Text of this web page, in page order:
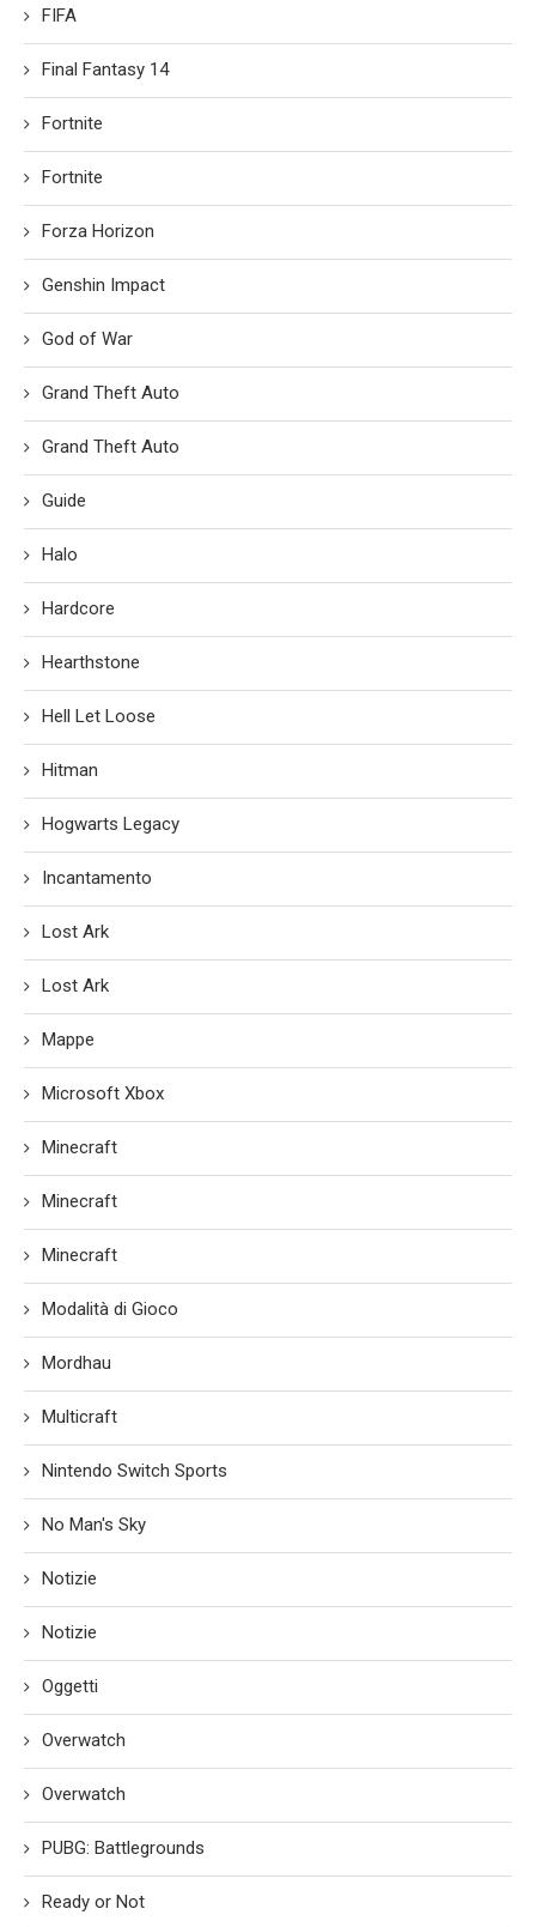
FIFA
Final Fantasy 14
Fortnite
Fortnite
Forza Horizon
Genshin Impact
God of War
Grand Theft Auto
Grand Theft Auto
Guide
Halo
Hardcore
Hearthstone
Hell Let Loose
Hitman
Hogwarts Legacy
Incantamento
Lost Ark
Lost Ark
Mappe
Microsoft Xbox
Minecraft
Minecraft
Minecraft
Modalità di Gioco
Mordhau
Multicraft
Nintendo Switch Sports
No Man's Sky
Notizie
Notizie
Oggetti
Overwatch
Overwatch
PUBG: Battlegrounds
Ready or Not